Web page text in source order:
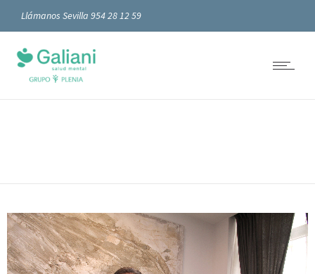
Llámanos Sevilla 954 28 12 59